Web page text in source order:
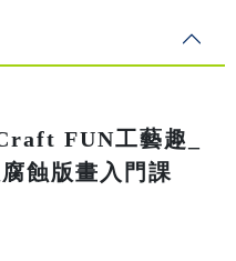
FUN工藝趣_
蝕版畫入門課